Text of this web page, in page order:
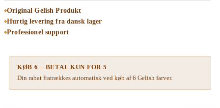
Original Gelish Produkt
Hurtig levering fra dansk lager
Professionel support
KØB 6 – BETAL KUN FOR 5
Din rabat fratrækkes automatisk ved køb af 6 Gelish farver.